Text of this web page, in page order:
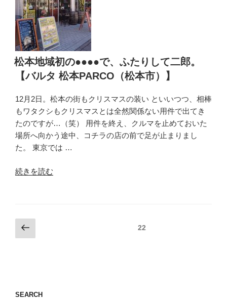
セ
ン
タ
ー
（松
本
市）】”
ブ・
イ
ブ
の
夜、
串
de
打
ち
上
げ
か
（松
松本地域初の●●●●で、ふたりして二郎。
【バルタ 松本PARCO（松本市）】
12月2日。松本の街もクリスマスの装い といいつつ、相棒
もワタクシもクリスマスとは全然関係ない用件で出てき
たのですが…（笑） 用件を終え、クルマを止めておいた
場所へ向かう途中、コチラの店の前で足が止まりまし
た。 東京では …
“松
初
の
り
続きを読む
投
稿
ジ
前
の
固定ページ22
SEARCH